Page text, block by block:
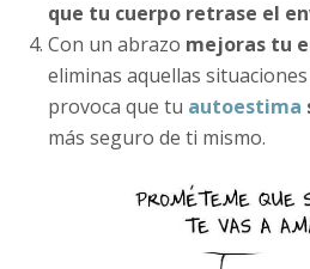
que tu cuerpo retrase el
Con un abrazo mejoras tu
eliminas aquellas
provoca que tu autoestima
más seguro de ti mismo.